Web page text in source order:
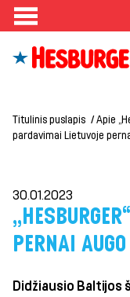
Titulinis puslapis Apie
pardavimai Lietuvoje
30.01.2023
PERNAI
Didžiausio Baltijos